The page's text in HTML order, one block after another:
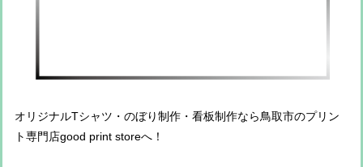
オリジナルTシャツ・のぼり制作・看板制作なら鳥取市のプリン
ト専門店good print storeへ！